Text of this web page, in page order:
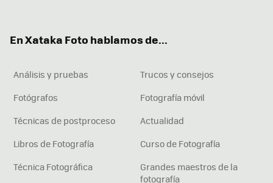
En Xataka Foto hablamos de...
Análisis y pruebas
Trucos y consejos
Fotógrafos
Fotografía móvil
Técnicas de postproceso
Actualidad
Libros de Fotografía
Curso de Fotografía
Técnica Fotográfica
Grandes maestros de la
fotografía